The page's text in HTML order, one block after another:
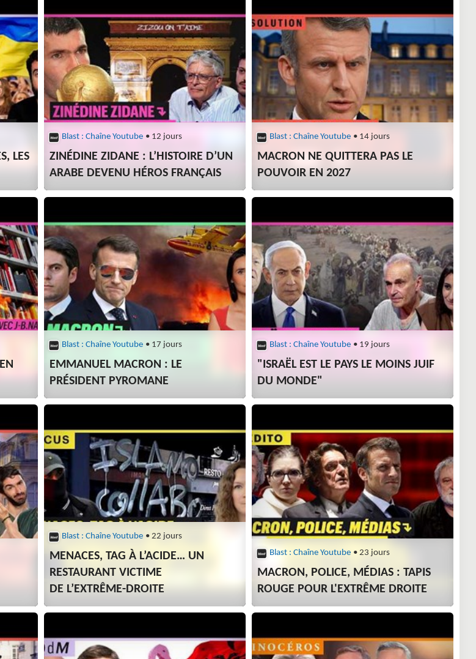
LES
Blast : Chaîne Youtube • 12 jours
ZINÉDINE ZIDANE : L’HISTOIRE D’UN
ARABE DEVENU HÉROS FRANÇAIS
Blast : Chaîne Youtube • 14 jours
MACRON NE QUITTERA PAS LE
POUVOIR EN 2027
Blast : Chaîne Youtube • 17 jours
EMMANUEL MACRON : LE
PRÉSIDENT PYROMANE
Blast : Chaîne Youtube • 19 jours
"ISRAËL EST LE PAYS LE MOINS JUIF
DU MONDE"
Blast : Chaîne Youtube • 22 jours
MENACES, TAG À L’ACIDE… UN
RESTAURANT VICTIME
DE L’EXTRÊME-DROITE
Blast : Chaîne Youtube • 23 jours
MACRON, POLICE, MÉDIAS : TAPIS
ROUGE POUR L'EXTRÊME DROITE